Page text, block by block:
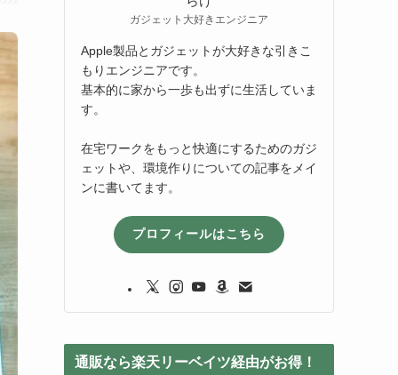
ガジェット大好きエンジニア
Apple製品とガジェットが大好きな引きこ
もりエンジニアです。
基本的に家から一歩も出ずに生活していま
す。
在宅ワークをもっと快適にするためのガジ
ェットや、環境作りについての記事をメイ
ンに書いてます。
プロフィールはこちら
通販なら楽天リーベイツ経由がお得！